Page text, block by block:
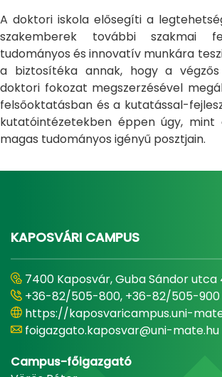
A doktori iskola elősegíti a
szakemberek további szakmai
tudományos és innovatív munkára
a biztosítéka annak, hogy a
doktori fokozat megszerzésével
felsőoktatásban és a kutatással-
kutatóintézetekben éppen úgy, mint
magas tudományos igényű posztjain.
KAPOSVÁRI CAMPUS
7400 Kaposvár, Guba Sándor utca
+36-82/505-800, +36-82/505-900
https://kaposvaricampus.uni-
foigazgato.kaposvar@uni-mate.hu
Campus-főigazgató